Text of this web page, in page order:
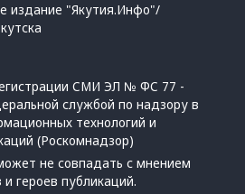
издание "Якутия.Инфо"/
СМИ ЭЛ № ФС 77 -
службой по надзору в
технологий и
(Роскомнадзор)
не совпадать с мнением
героев публикаций.